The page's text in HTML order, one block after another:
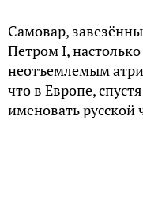
Самовар,
Петром I,
неотъемлемым
что в Европе,
именовать